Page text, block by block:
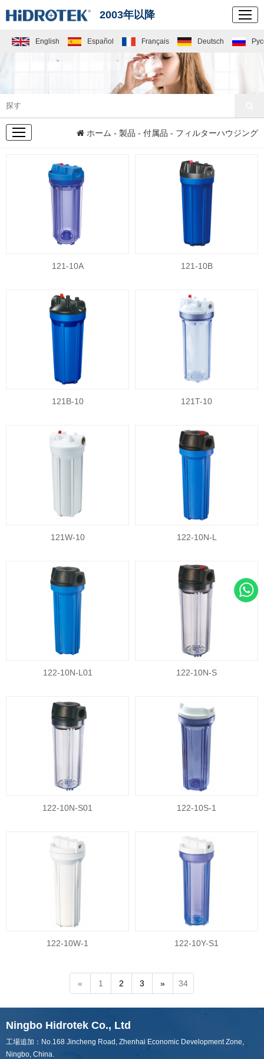
2003年以降
English Español Français Deutsch
製品
ホーム - 製品 - 付属品 - フィルターハウジング
121-10A 121-10B
121B-10 121T-10
121W-10 122-10N-L
122-10N-L01 122-10N-S
122-10N-S01 122-10S-1
122-10W-1 122-10Y-S1
« 1 2 3 » 34
Ningbo Hidrotek Co., Ltd
工場追加：No.168 Jincheng Road, Zhenhai Economic Development Zone,
Ningbo, China.